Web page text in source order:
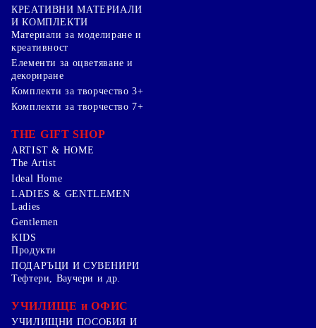
КРЕАТИВНИ МАТЕРИАЛИ
И КОМПЛЕКТИ
Mатериали за моделиране и
креативност
Елементи за оцветяване и
декориране
Комплекти за творчество 3+
Комплекти за творчество 7+
THE GIFT SHOP
ARTIST & HOME
The Artist
Ideal Home
LADIES & GENTLEMEN
Ladies
Gentlemen
KIDS
Продукти
ПОДАРЪЦИ И СУВЕНИРИ
Тефтери, Ваучери и др.
УЧИЛИЩЕ и ОФИС
УЧИЛИЩНИ ПОСОБИЯ И